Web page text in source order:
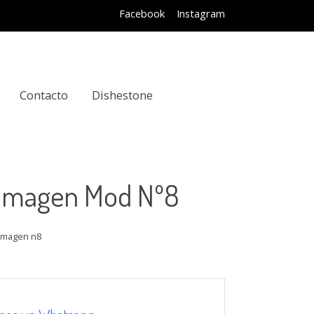
Facebook Instagram
Contacto Dishestone
Mod Nº8
n8